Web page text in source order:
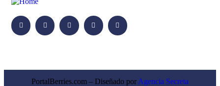
PortalBerries.com – Diseñado por Agencia Secreta